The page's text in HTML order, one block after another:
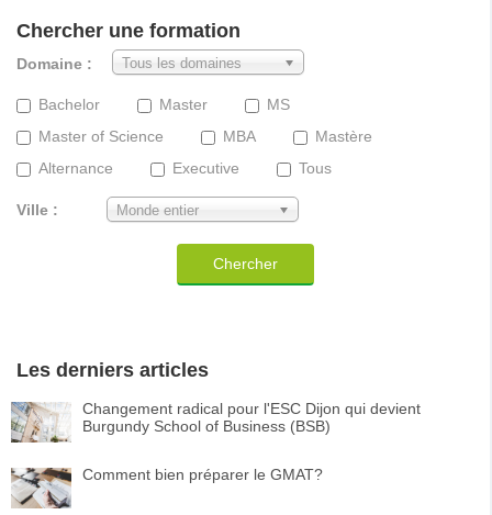
Chercher une formation
Domaine : Tous les domaines
Bachelor Master
MS
Master of Science
MBA
Mastère
Alternance
Executive Tous
Ville : Monde entier
Chercher
Les derniers articles
Changement radical pour l'ESC Dijon qui devient
Burgundy School of Business (BSB)
Comment bien préparer le GMAT?